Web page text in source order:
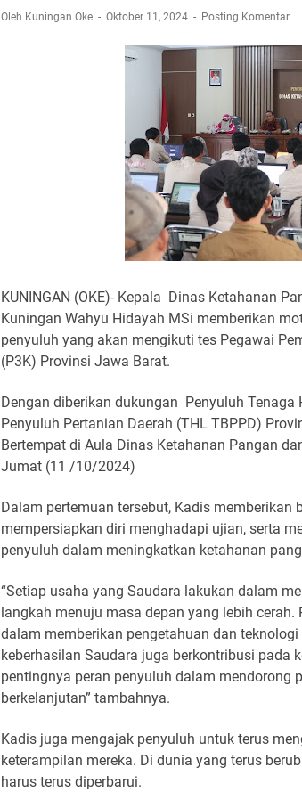
Uniku Jadi Tuan Rumah Pendampingan
Sudahkah Kita Merdeka Dari Hawa
Info Sembako di Pasar Kepuh Kuningan
Agenda Kegiatan Bupati Kuningan
Hanya Satu
Ini Empat Lokasi Samsat Keliling
Jumat 7 Agustus 2026 Mobil SIM
Oleh Kuningan Oke Oktober 11, 2024 Posting Komentar
KUNINGAN (OKE)- Kepala Dinas Ketahanan
Kuningan Wahyu Hidayah MSi memberikan
penyuluh yang akan mengikuti tes Pegawai
(P3K) Provinsi Jawa Barat.
Dengan diberikan dukungan Penyuluh Tenaga
Penyuluh Pertanian Daerah (THL TBPPD)
Bertempat di Aula Dinas Ketahanan Pangan
Jumat (11 /10/2024)
Dalam pertemuan tersebut, Kadis memberikan
mempersiapkan diri menghadapi ujian, serta
penyuluh dalam meningkatkan ketahanan
“Setiap usaha yang Saudara lakukan dalam
langkah menuju masa depan yang lebih cerah.
dalam memberikan pengetahuan dan
keberhasilan Saudara juga berkontribusi pada
pentingnya peran penyuluh dalam mendorong
berkelanjutan” tambahnya.
Kadis juga mengajak penyuluh untuk terus
keterampilan mereka. Di dunia yang terus
harus terus diperbarui.